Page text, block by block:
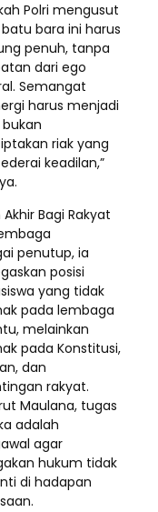
Polri mengusut
bara ini harus
penuh, tanpa
dari ego
Semangat
harus menjadi
riak yang
keadilan,”
Akhir Bagi Rakyat
penutup, ia
posisi
yang tidak
pada lembaga
melainkan
pada Konstitusi,
dan
rakyat.
Maulana, tugas
adalah
agar
hukum tidak
di hadapan